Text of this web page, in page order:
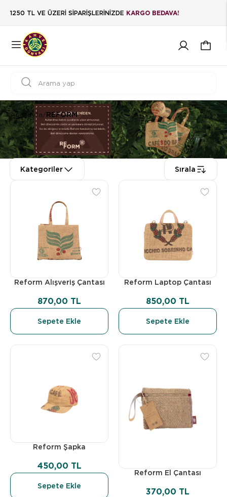
1250 TL VE ÜZERİ SİPARİŞLERİNİZDE KARGO BEDAVA!
Anasayfa/REFORM
Kategoriler Sırala
Reform Alışveriş Çantası
870,00 TL
Sepete Ekle
Reform Laptop Çantası
850,00 TL
Sepete Ekle
Reform Şapka
450,00 TL
Sepete Ekle
Reform El Çantası
370,00 TL